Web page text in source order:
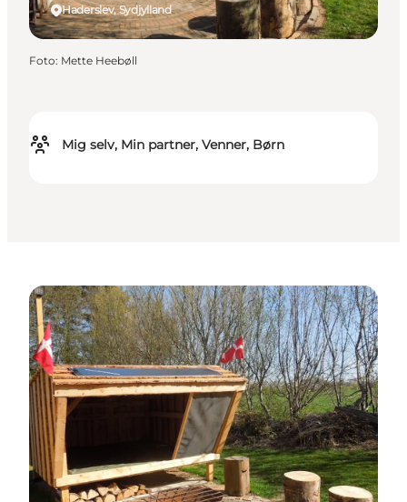
Mig selv, Min partner, Venner, Børn
Haderslev, Sydjylland
Foto: Mette Heebøll